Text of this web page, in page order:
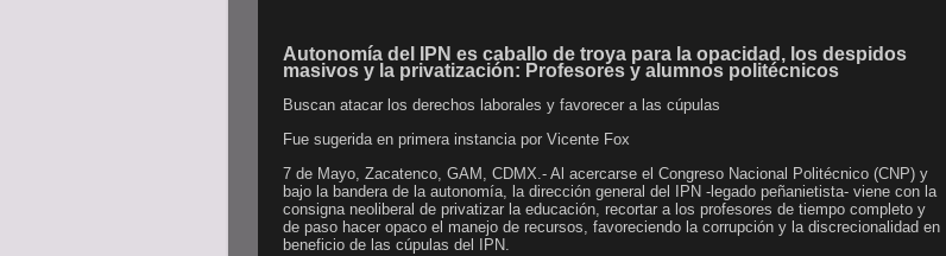
Autonomía del IPN es caballo de troya para la opacidad, los despidos
masivos y la privatización: Profesores y alumnos politécnicos
Buscan atacar los derechos laborales y favorecer a las cúpulas
Fue sugerida en primera instancia por Vicente Fox
7 de Mayo, Zacatenco, GAM, CDMX.- Al acercarse el Congreso Nacional Politécnico (CNP) y
bajo la bandera de la autonomía, la dirección general del IPN -legado peñanietista- viene con la
consigna neoliberal de privatizar la educación, recortar a los profesores de tiempo completo y
de paso hacer opaco el manejo de recursos, favoreciendo la corrupción y la discrecionalidad en
beneficio de las cúpulas del IPN.